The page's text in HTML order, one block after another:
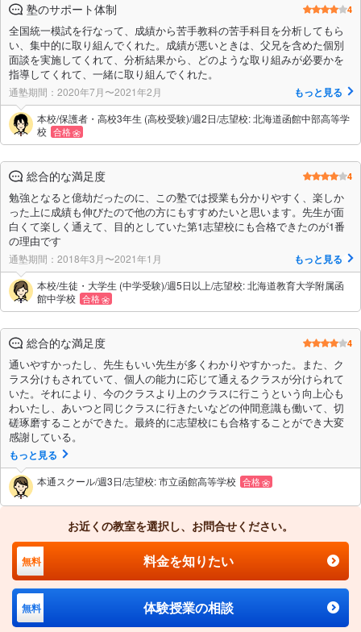
塾のサポート体制 4
全国統一模試を行なって、成績から苦手教科の苦手科目を分析してもら
い、集中的に取り組んでくれた。成績が悪いときは、父兄を含めた個別
面談を実施してくれて、分析結果から、どのような取り組みが必要かを
指導してくれて、一緒に取り組んでくれた。
通塾期間：2020年7月〜2021年2月 もっと見る
本校/保護者・高校3年生 (高校受験)/週2日/志望校: 北海道函館中部高等学
校 合格
総合的な満足度 4
勉強となると億劫だったのに、この塾では授業も分かりやすく、楽しか
った上に成績も伸びたので他の方にもすすめたいと思います。先生が面
白くて楽しく通えて、目的としていた第1志望校にも合格できたのが1番
の理由です
通塾期間：2018年3月〜2021年1月 もっと見る
本校/生徒・大学生 (中学受験)/週5日以上/志望校: 北海道教育大学附属函
館中学校 合格
総合的な満足度 4
通いやすかったし、先生もいい先生が多くわかりやすかった。また、ク
ラス分けもされていて、個人の能力に応じて通えるクラスが分けられて
いた。それにより、今のクラスより上のクラスに行こうという向上心も
わいたし、あいつと同じクラスに行きたいなどの仲間意識も働いて、切
磋琢磨することができた。最終的に志望校にも合格することができ大変
感謝している。
もっと見る
本通スクール/週3日/志望校: 市立函館高等学校 合格
お近くの教室を選択し、お問合せください。
無料 料金を知りたい
無料 体験授業の相談